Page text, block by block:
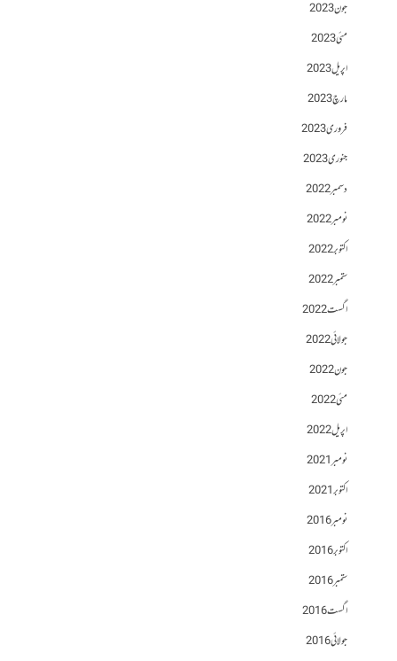
جون 2023
مئی 2023
اپریل 2023
مارچ 2023
فروری 2023
جنوری 2023
دسمبر 2022
نومبر 2022
اکتوبر 2022
ستمبر 2022
اگست 2022
جولائی 2022
جون 2022
مئی 2022
اپریل 2022
نومبر 2021
اکتوبر 2021
نومبر 2016
اکتوبر 2016
ستمبر 2016
اگست 2016
جولائی 2016